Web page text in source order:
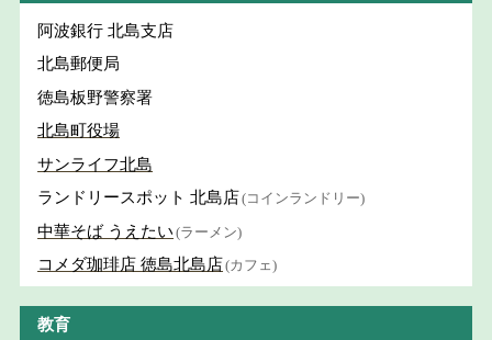
阿波銀行 北島支店
北島郵便局
徳島板野警察署
北島町役場
サンライフ北島
ランドリースポット 北島店(コインランドリー)
中華そば うえたい (ラーメン)
コメダ珈琲店 徳島北島店(カフェ)
教育